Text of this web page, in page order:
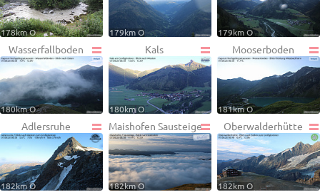
178km O 179km O 179km O
Wasserfallboden
180km O
Kals
180km O
Mooserboden
181km O
Adlersruhe
182km O
Maishofen Sausteige
182km O
Oberwalderhütte
182km O